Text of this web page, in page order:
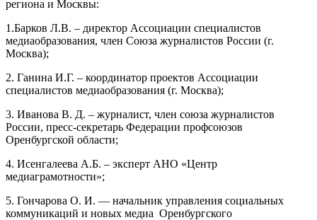
региона и Москвы:
1.Барков Л.В. – директор Ассоциации специалистов
медиаобразования, член Союза журналистов России (г.
Москва);
2. Ганина И.Г. – координатор проектов Ассоциации
специалистов медиаобразования (г. Москва);
3. Иванова В. Д. – журналист, член союза журналистов
России, пресс-секретарь Федерации профсоюзов
Оренбургской области;
4. Исенгалеева А.Б. – эксперт АНО «Центр
медиаграмотности»;
5. Гончарова О. И. — начальник управления социальных
коммуникаций и новых медиа Оренбургского